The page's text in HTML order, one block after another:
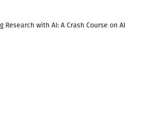
with AI: A Crash Course on AI